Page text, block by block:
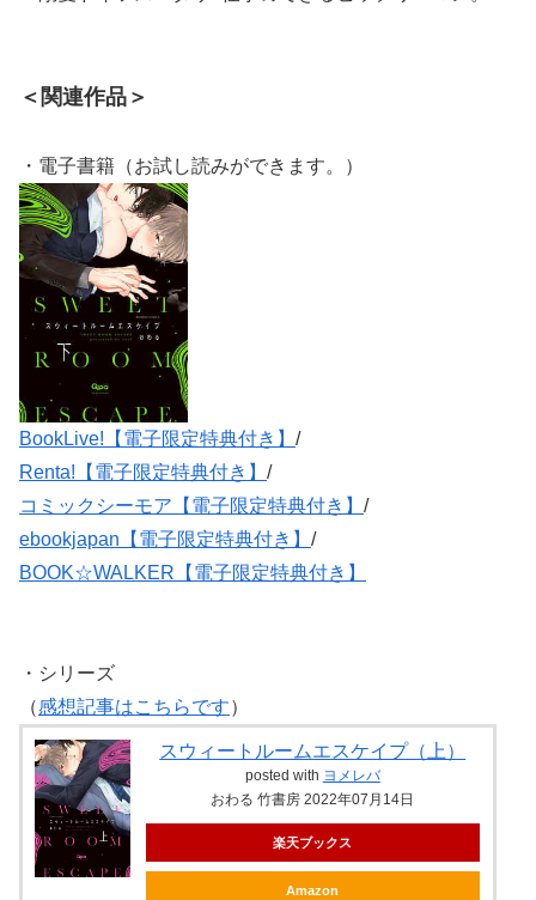
＜関連作品＞
・電子書籍（お試し読みができます。）
BookLive!【電子限定特典付き】 /
Renta!【電子限定特典付き】 /
コミックシーモア【電子限定特典付き】 /
ebookjapan【電子限定特典付き】 /
BOOK☆WALKER【電子限定特典付き】
・シリーズ
（感想記事はこちらです）
スウィートルームエスケイプ（上）
posted with ヨメレバ
おわる 竹書房 2022年07月14日
楽天ブックス
Amazon